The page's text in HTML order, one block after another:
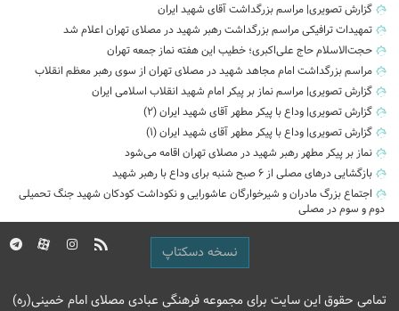
گزارش تصویری| مراسم بزرگداشت آقای شهید ایران
تمهیدات ترافیکی مراسم بزرگداشت رهبر شهید در مصلای تهران اعلام شد
حجت‌الاسلام حاج علی‌اکبری؛ خطیب این هفته نماز جمعه تهران
مراسم بزرگداشت امام مجاهد شهید در مصلای تهران از سوی رهبر معظم انقلاب
گزارش تصویری| مراسم نماز بر پیکر امام شهید انقلاب اسلامی ایران
گزارش تصویری| وداع با پیکر مطهر آقای شهید ایران (2)
گزارش تصویری| وداع با پیکر مطهر آقای شهید ایران (1)
نماز بر پیکر مطهر رهبر شهید در مصلای تهران اقامه می‌شود
بازگشایی درهای مصلی از ۶ صبح شنبه برای وداع با رهبر شهید
اجتماع بزرگ مادران و شیرخوارگان عاشورایی و نکوداشت کودکان شهید جنگ تحمیلی
دوم و سوم در مصلی
نسخه دسکتاپ
تمامی حقوق این سایت برای مجموعه فرهنگی عبادی مصلای امام خمینی(ره)